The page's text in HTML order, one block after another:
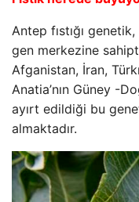
Antep fıstığı
gen merkezine
Afganistan, İran,
Anatia’nın Güney -
ayırt edildiği bu
almaktadır.